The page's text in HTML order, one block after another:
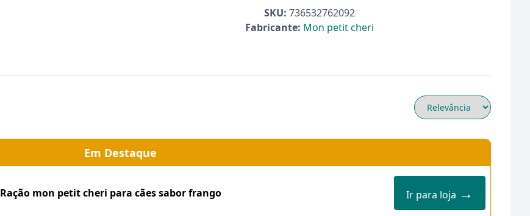
SKU: 736532762092
Fabricante: Mon petit cheri
Em Destaque
Ração mon petit cheri para cães sabor frango Ir para loja →